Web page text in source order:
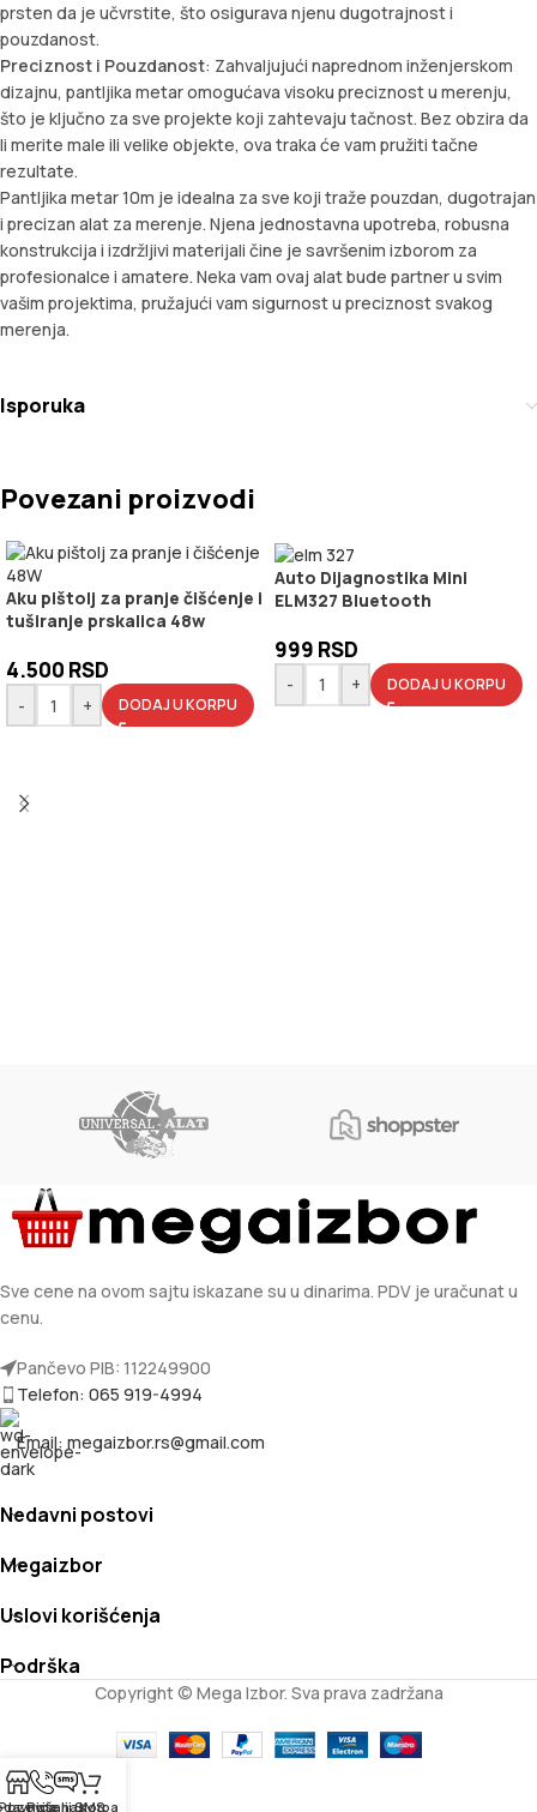
prsten da je učvrstite, što osigurava njenu dugotrajnost i
pouzdanost.
Preciznost i Pouzdanost: Zahvaljujući naprednom inženjerskom
dizajnu, pantljika metar omogućava visoku preciznost u merenju,
što je ključno za sve projekte koji zahtevaju tačnost. Bez obzira da
li merite male ili velike objekte, ova traka će vam pružiti tačne
rezultate.
Pantljika metar 10m je idealna za sve koji traže pouzdan, dugotrajan
i precizan alat za merenje. Njena jednostavna upotreba, robusna
konstrukcija i izdržljivi materijali čine je savršenim izborom za
profesionalce i amatere. Neka vam ovaj alat bude partner u svim
vašim projektima, pružajući vam sigurnost u preciznost svakog
merenja.
Isporuka
Povezani proizvodi
Aku pištolj za pranje čišćenje i
tuširanje prskalica 48w
4.500 RSD
- + DODAJ U KORPU
Auto Dijagnostika Mini
ELM327 Bluetooth
999 RSD
- + DODAJ U KORPU
Sve cene na ovom sajtu iskazane su u dinarima. PDV je uračunat u
cenu.
Pančevo PIB: 112249900
Telefon: 065 919-4994
Email: megaizbor.rs@gmail.com
Nedavni postovi
Megaizbor
Uslovi korišćenja
Podrška
Copyright © Mega Izbor. Sva prava zadržana
nas
Pošalji SMS
Korpa